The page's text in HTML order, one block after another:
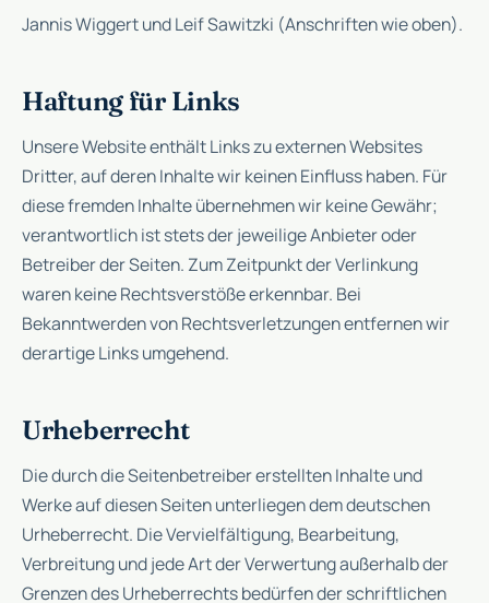
Jannis Wiggert und Leif Sawitzki (Anschriften wie oben).
Haftung für Links
Unsere Website enthält Links zu externen Websites
Dritter, auf deren Inhalte wir keinen Einfluss haben. Für
diese fremden Inhalte übernehmen wir keine Gewähr;
verantwortlich ist stets der jeweilige Anbieter oder
Betreiber der Seiten. Zum Zeitpunkt der Verlinkung
waren keine Rechtsverstöße erkennbar. Bei
Bekanntwerden von Rechtsverletzungen entfernen wir
derartige Links umgehend.
Urheberrecht
Die durch die Seitenbetreiber erstellten Inhalte und
Werke auf diesen Seiten unterliegen dem deutschen
Urheberrecht. Die Vervielfältigung, Bearbeitung,
Verbreitung und jede Art der Verwertung außerhalb der
Grenzen des Urheberrechts bedürfen der schriftlichen